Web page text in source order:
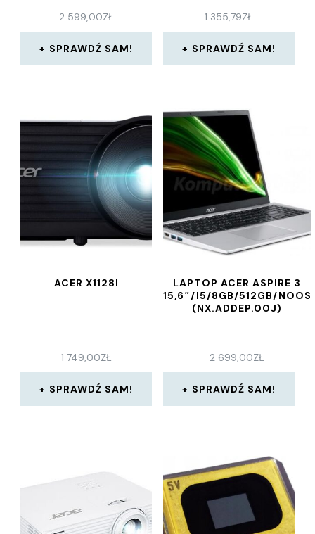
2 599,00ZŁ
SPRAWDŹ SAM!
1 355,79ZŁ
SPRAWDŹ SAM!
ACER X1128I
1 749,00ZŁ
SPRAWDŹ SAM!
LAPTOP ACER ASPIRE 3
15,6″/I5/8GB/512GB/NOOS
(NX.ADDEP.00J)
2 699,00ZŁ
SPRAWDŹ SAM!